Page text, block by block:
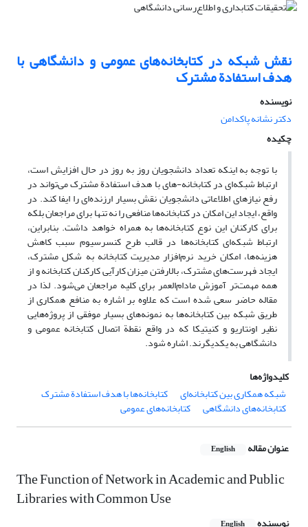
نقش شبکه در کتابخانه‌های عمومی و دانشگاهی با
هدف استفادة مشترک
نویسنده
دکتر نشانه پاکدامن
چکیده
با توجه به اینکه تعداد دانشجویان روز به روز در حال افزایش است،
ارتباط شبکه‌ای در کتابخانه-های با هدف استفادة مشترک می‌تواند در
رفع نیازهای اطلاعاتی دانشجویان نقش بسیار ارزنده‌ای را ایفا کند. در
واقع، ایجاد این امکان در کتابخانه‌ها منافعی را نه تنها برای مراجعان بلکه
برای کارکنان این نوع کتابخانه‌ها به همراه خواهد داشت. بنابراین،
ارتباط شبکه‌ای کتابخانه‌ها در قالب طرح کنسرسیوم سبب کاهش
هزینه‌ها، امکان خرید نرم‌افزار مدیریت کتابخانه به شکل مشترک،
ایجاد فهرست‌های مشترک، بالارفتن میزان کارآیی کارکنان کتابخانه و از
همه مهمت‌تر آموزش مادام‌العمر برای کلیه مراجعان می‌شود. لذا در
مقاله حاضر سعی شده است که علاوه بر اشاره به منافع همکاری از
طریق شبکه بین کتابخانه‌ها به نمونه‌های بسیار موفقی از پروژه‌هایی
نظیر اونتاریو و کنیتیکا که در واقع نقطة اتصال کتابخانه عمومی و
دانشگاهی به یکدیگرند. اشاره شود.
کلیدواژه‌ها
شبکه همکاری بین کتابخانه‌ای
کتابخانه‌ها با هدف استفادة مشترک
کتابخانه‌های دانشگاهی کتابخانه‌های عمومی
عنوان مقاله English
The Function of Network in Academic and Public
Libraries with Common Use